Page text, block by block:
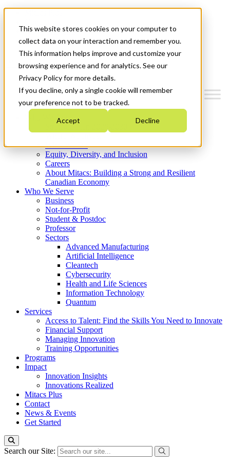
This website stores cookies on your computer to
collect data on your interaction and remember you.
This information helps improve and customize your
browsing experience and for analytics. See our
Privacy Policy for more details.
If you decline, only a single cookie will remember
your preference not to be tracked.
Accept Decline
News & Events
Get Started
Menu
Who We Are
Strategic Plan 2026-2030
What We Do
Equity, Diversity, and Inclusion
Careers
About Mitacs: Building a Strong and Resilient
Canadian Economy
Who We Serve
Business
Not-for-Profit
Student & Postdoc
Professor
Sectors
Advanced Manufacturing
Artificial Intelligence
Cleantech
Cybersecurity
Health and Life Sciences
Information Technology
Quantum
Services
Access to Talent: Find the Skills You Need to Innovate
Financial Support
Managing Innovation
Training Opportunities
Programs
Impact
Innovation Insights
Innovations Realized
Mitacs Plus
Contact
News & Events
Get Started
Search our Site: